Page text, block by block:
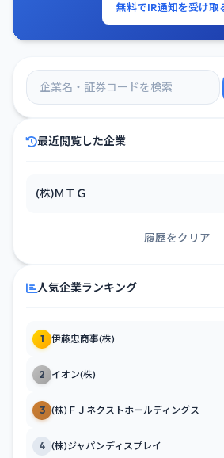
無料でIR通知を受け取
最近閲覧した企業
(株)ＭＴＧ
履歴をクリア
人気企業ランキング
1 伊藤忠商事(株)
2 イオン(株)
3 (株)ＦＪネクストホールディングス
4 (株)ジャパンディスプレイ